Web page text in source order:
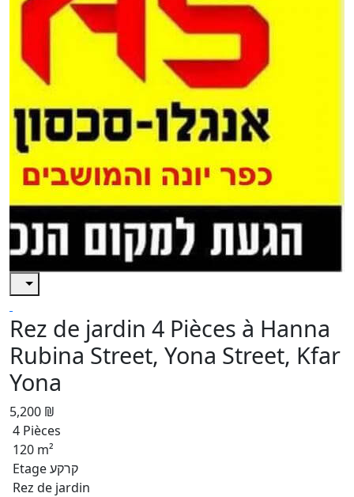
Rez de jardin 4 Pièces à Hanna
Rubina Street, Yona Street, Kfar
Yona
5,200 ₪
4 Pièces
120 m²
Etage קרקע
Rez de jardin